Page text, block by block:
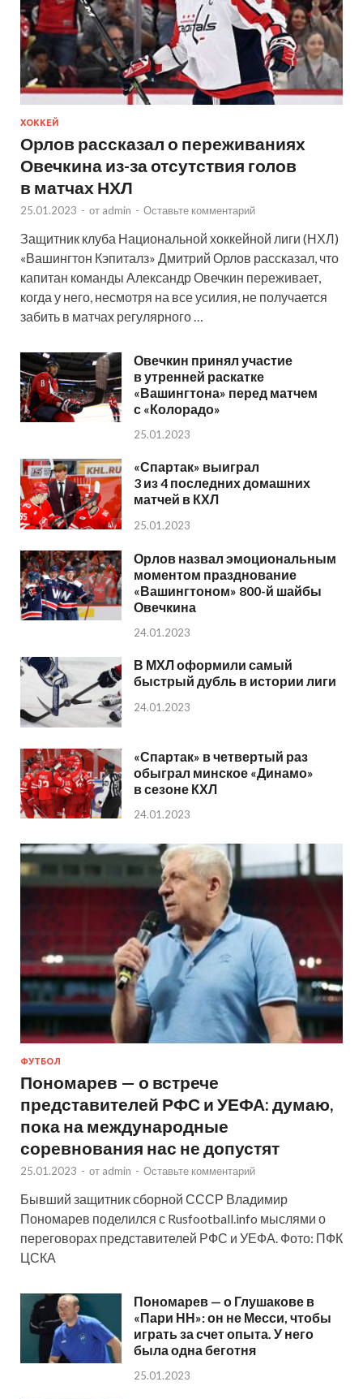
ХОККЕЙ
Орлов рассказал о переживаниях
Овечкина из-за отсутствия голов
в матчах НХЛ
25.01.2023 - от admin - Оставьте комментарий
Защитник клуба Национальной хоккейной лиги (НХЛ)
«Вашингтон Кэпиталз» Дмитрий Орлов рассказал, что
капитан команды Александр Овечкин переживает,
когда у него, несмотря на все усилия, не получается
забить в матчах регулярного …
Овечкин принял участие
в утренней раскатке
«Вашингтона» перед матчем
с «Колорадо»
25.01.2023
«Спартак» выиграл
3 из 4 последних домашних
матчей в КХЛ
25.01.2023
Орлов назвал эмоциональным
моментом празднование
«Вашингтоном» 800-й шайбы
Овечкина
24.01.2023
В МХЛ оформили самый
быстрый дубль в истории лиги
24.01.2023
«Спартак» в четвертый раз
обыграл минское «Динамо»
в сезоне КХЛ
24.01.2023
ФУТБОЛ
Пономарев — о встрече
представителей РФС и УЕФА: думаю,
пока на международные
соревнования нас не допустят
25.01.2023 - от admin - Оставьте комментарий
Бывший защитник сборной СССР Владимир
Пономарев поделился с Rusfootball.info мыслями о
переговорах представителей РФС и УЕФА. Фото: ПФК
ЦСКА
Пономарев — о Глушакове в
«Пари НН»: он не Месси, чтобы
играть за счет опыта. У него
была одна беготня
25.01.2023